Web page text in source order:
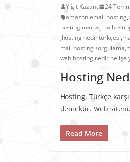
Yiğit Kazanç 24
amazon email hosting,
hosting mail açma,
,hosting nedir türkçesi,
mail hosting sorgulama,
web hosting nedir ne işe
Hosting
Hosting, Türkçe
demektir. Web
Read More